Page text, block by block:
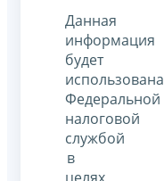
Данная
информация
будет
использована
Федеральной
налоговой
службой
в